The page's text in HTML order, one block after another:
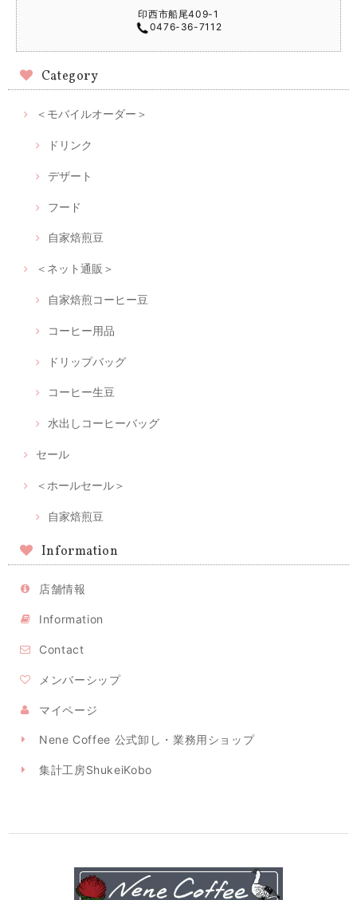
印西市船尾409-1
0476-36-7112
Category
＜モバイルオーダー＞
ドリンク
デザート
フード
自家焙煎豆
＜ネット通販＞
自家焙煎コーヒー豆
コーヒー用品
ドリップバッグ
コーヒー生豆
水出しコーヒーバッグ
セール
＜ホールセール＞
自家焙煎豆
Information
店舗情報
Information
Contact
メンバーシップ
マイページ
Nene Coffee 公式卸し・業務用ショップ
集計工房ShukeiKobo